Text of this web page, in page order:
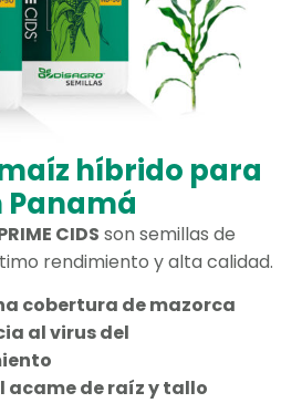
híbrido para
Panamá
CIDS son semillas de
rendimiento y alta calidad.
cobertura de mazorca
al virus del
acame de raíz y tallo